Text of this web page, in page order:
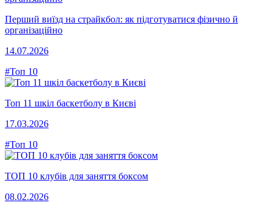
Перший виїзд на страйкбол: як підготуватися фізично й
організаційно
14.07.2026
#Топ 10
Топ 11 шкіл баскетболу в Києві
17.03.2026
#Топ 10
ТОП 10 клубів для заняття боксом
08.02.2026